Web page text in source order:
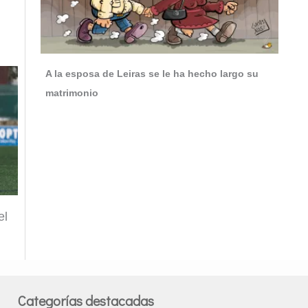
A la esposa de Leiras se le ha hecho largo su
matrimonio
Categorías destacadas